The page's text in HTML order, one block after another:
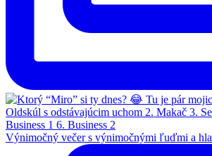
Výnimočný večer s výnimočnými ľuďmi a hla